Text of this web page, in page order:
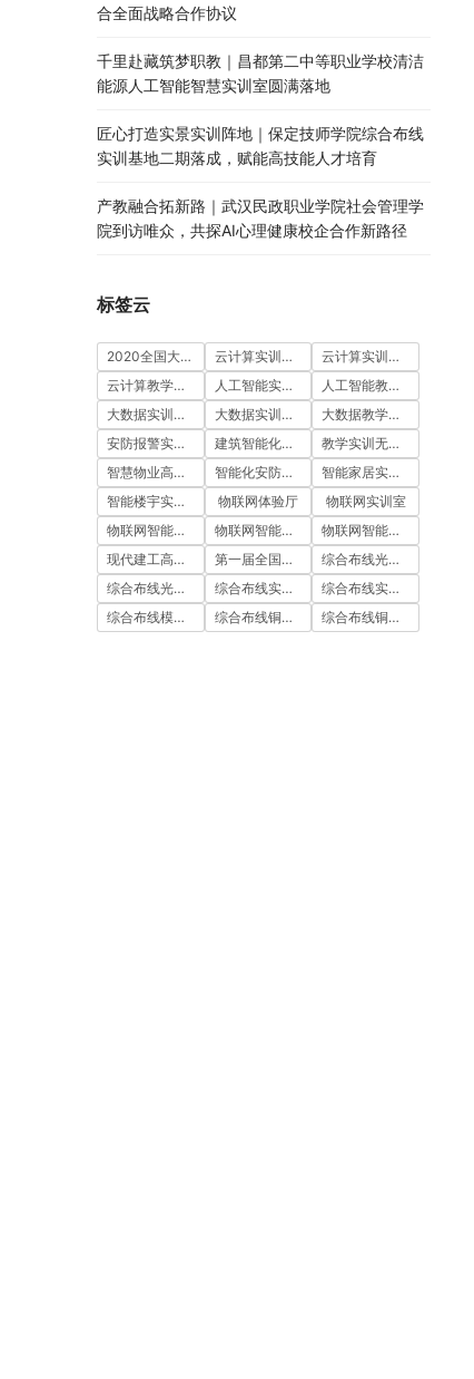
合全面战略合作协议
千里赴藏筑梦职教｜昌都第二中等职业学校清洁
能源人工智能智慧实训室圆满落地
匠心打造实景实训阵地｜保定技师学院综合布线
实训基地二期落成，赋能高技能人才培育
产教融合拓新路｜武汉民政职业学院社会管理学
院到访唯众，共探AI心理健康校企合作新路径
标签云
2020全国大学生5G技术及应用大赛 云计算实训室建设方案
云计算实训平台
云计算教学平台
人工智能实训室建设方案
人工智能教学平台
大数据实训室建设方案
大数据实训平台
大数据教学平台
安防报警实训装置
建筑智能化实训室
教学实训无人机
智慧物业高水平实训基地
智能化安防实训室
智能家居实训室建设方案
智能楼宇实训室建设方案
物联网体验厅
物联网实训室
物联网智能农业沙盘
物联网智能家居实训室
物联网智能家居实训系统
现代建工高水平职教实习实训基地
第一届全国技能大赛
综合布线光缆实训台
综合布线光缆实训装置
综合布线实训室
综合布线实训室建设方案
综合布线模拟墙
综合布线铜缆实训台 综合布线铜缆实训装置